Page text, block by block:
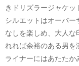
きドリズラージャケッ
シルエットはオーバー
なしを楽しめ、大人な
れれば余裕のある男を
ライナーにはあたた